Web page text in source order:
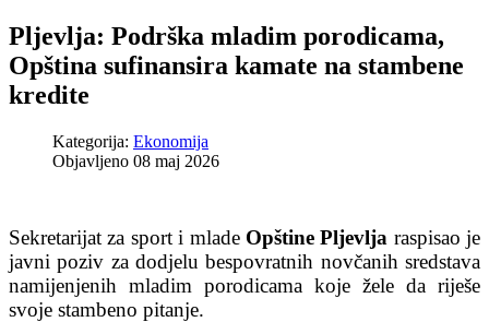
Pljevlja: Podrška mladim porodicama,
Opština sufinansira kamate na stambene
kredite
Kategorija: Ekonomija
Objavljeno 08 maj 2026
Sekretarijat za sport i mlade Opštine Pljevlja raspisao je
javni poziv za dodjelu bespovratnih novčanih sredstava
namijenjenih mladim porodicama koje žele da riješe
svoje stambeno pitanje.